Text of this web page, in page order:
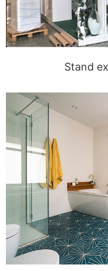
Stand